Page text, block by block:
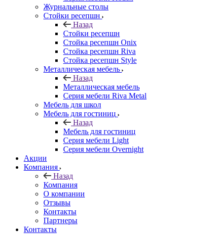
Журнальные столы
Стойки ресепшн
Назад
Стойки ресепшн
Стойка ресепшн Onix
Стойка ресепшн Riva
Стойка ресепшн Style
Металлическая мебель
Назад
Металлическая мебель
Серия мебели Riva Metal
Мебель для школ
Мебель для гостиниц
Назад
Мебель для гостиниц
Серия мебели Light
Серия мебели Overnight
Акции
Компания
Назад
Компания
О компании
Отзывы
Контакты
Партнеры
Контакты